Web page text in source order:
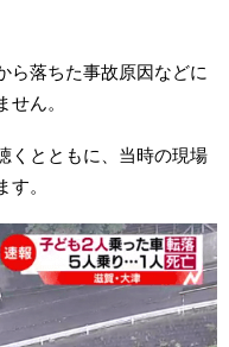
ら落ちた事故原因などに
ん。
くとともに、当時の現場
。